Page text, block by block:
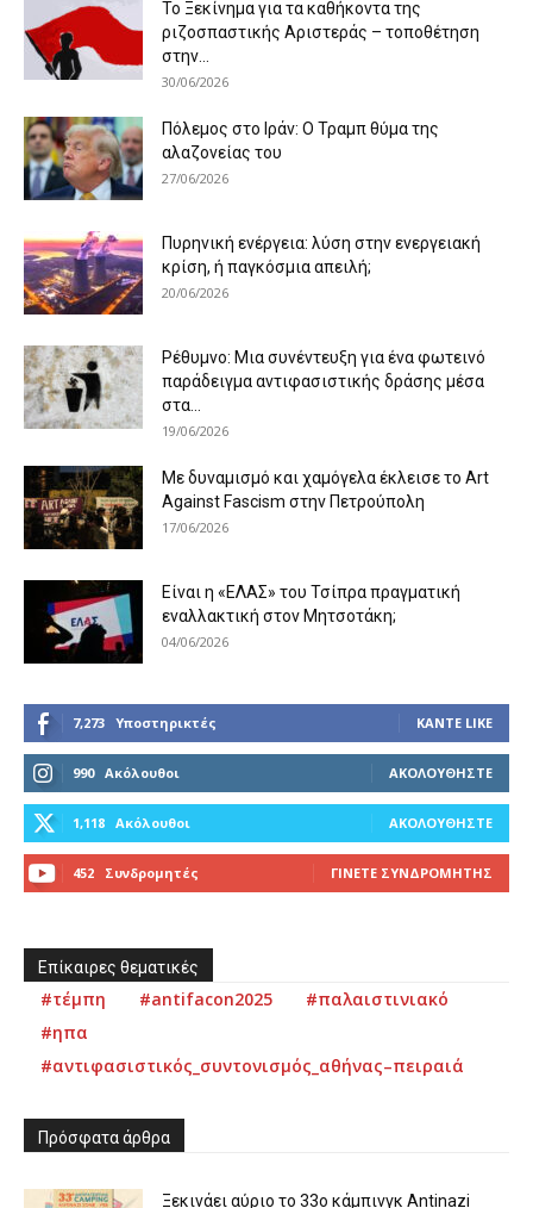
Το Ξεκίνημα για τα καθήκοντα της
ριζοσπαστικής Αριστεράς – τοποθέτηση
στην...
30/06/2026
Πόλεμος στο Ιράν: Ο Τραμπ θύμα της
αλαζονείας του
27/06/2026
Πυρηνική ενέργεια: λύση στην ενεργειακή
κρίση, ή παγκόσμια απειλή;
20/06/2026
Ρέθυμνο: Μια συνέντευξη για ένα φωτεινό
παράδειγμα αντιφασιστικής δράσης μέσα
στα...
19/06/2026
Με δυναμισμό και χαμόγελα έκλεισε το Art
Against Fascism στην Πετρούπολη
17/06/2026
Είναι η «ΕΛΑΣ» του Τσίπρα πραγματική
εναλλακτική στον Μητσοτάκη;
04/06/2026
7,273 Υποστηρικτές ΚΆΝΤΕ LIKE
990 Ακόλουθοι ΑΚΟΛΟΥΘΉΣΤΕ
1,118 Ακόλουθοι ΑΚΟΛΟΥΘΉΣΤΕ
452 Συνδρομητές ΓΊΝΕΤΕ ΣΥΝΔΡΟΜΗΤΉΣ
Επίκαιρες θεματικές
#τέμπη #antifacon2025
#παλαιστινιακό
#ηπα
#αντιφασιστικός_συντονισμός_αθήνας–πειραιά
Πρόσφατα άρθρα
Ξεκινάει αύριο το 33ο κάμπινγκ Antinazi